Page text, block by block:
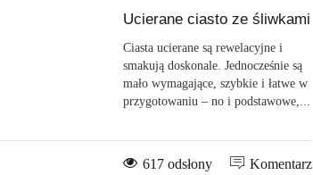
Ucierane ciasto ze śliwkami
Ciasta ucierane są rewelacyjne i
smakują doskonale. Jednocześnie są
mało wymagające, szybkie i łatwe w
przygotowaniu – no i podstawowe,...
Komentarz
617 odsłony